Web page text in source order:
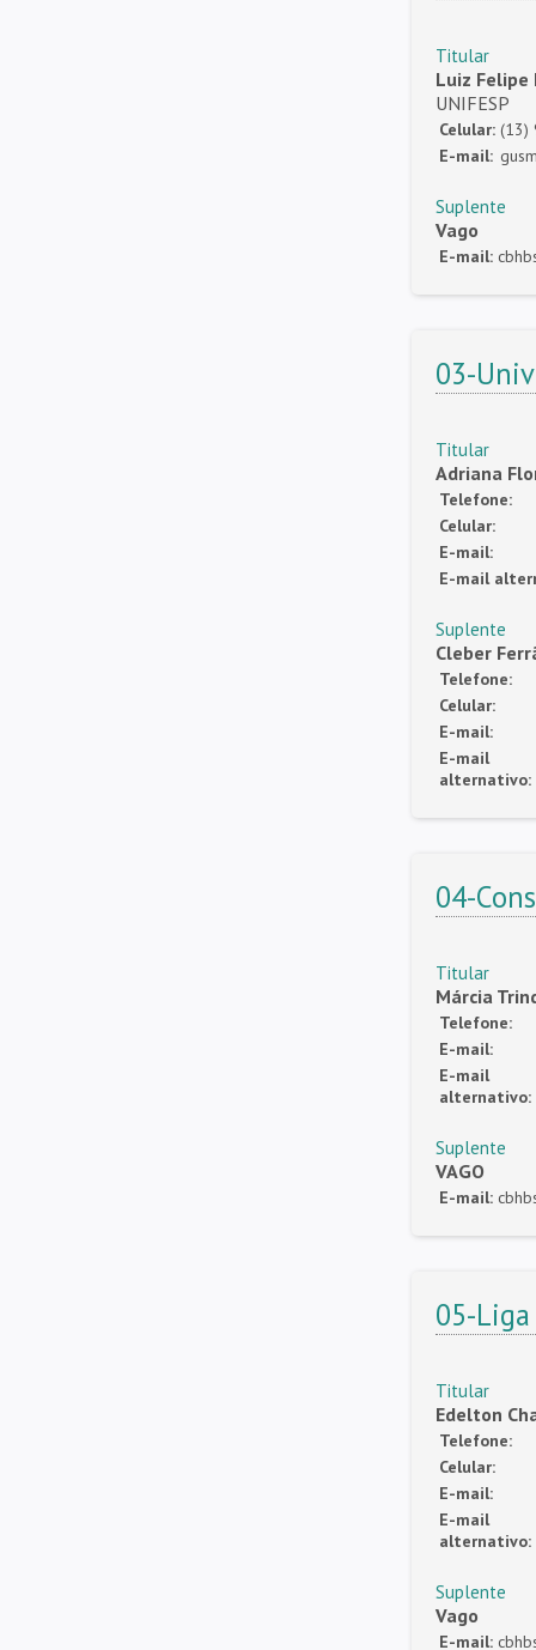
Titular
Luiz Felipe
UNIFESP
Celular: (13)
E-mail:
Suplente
Vago
E-mail:
03-
Titular
Adriana
Telefone:
Celular:
E-mail:
E-mail
Suplente
Cleber
Telefone:
Celular:
E-mail:
E-mail
alternativo:
04-
Titular
Márcia
Telefone:
E-mail:
E-mail
alternativo:
Suplente
VAGO
E-mail:
05-
Titular
Edelton
Telefone:
Celular:
E-mail:
E-mail
alternativo:
Suplente
Vago
E-mail: